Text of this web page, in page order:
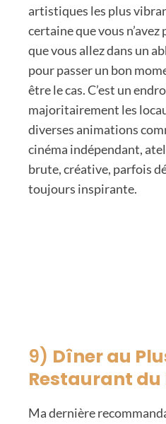
artistiques les plus
certaine que vous
que vous allez dans un
pour passer un bon
être le cas. C’est un
majoritairement les
diverses animations
cinéma indépendant,
brute, créative, parfois
toujours inspirante.
9) Dîner au
Restaurant du
Ma dernière